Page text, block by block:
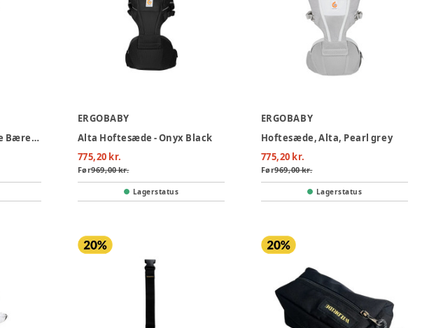
Ergobaby Omni Deluxe Bæresele Mesh - Pearl Grey
ERGOBABY
Alta Hoftesæde - Onyx Black
775,20 kr.
Før969,00 kr.
Lagerstatus
ERGOBABY
Hoftesæde, Alta, Pearl grey
775,20 kr.
Før969,00 kr.
Lagerstatus